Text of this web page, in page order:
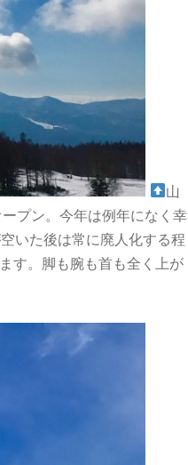
山
プン。今年は例年になく幸
いた後は常に廃人化する程
す。脚も腕も首も全く上が